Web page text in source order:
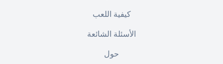
كيفية اللعب
الأسئلة الشائعة
حول